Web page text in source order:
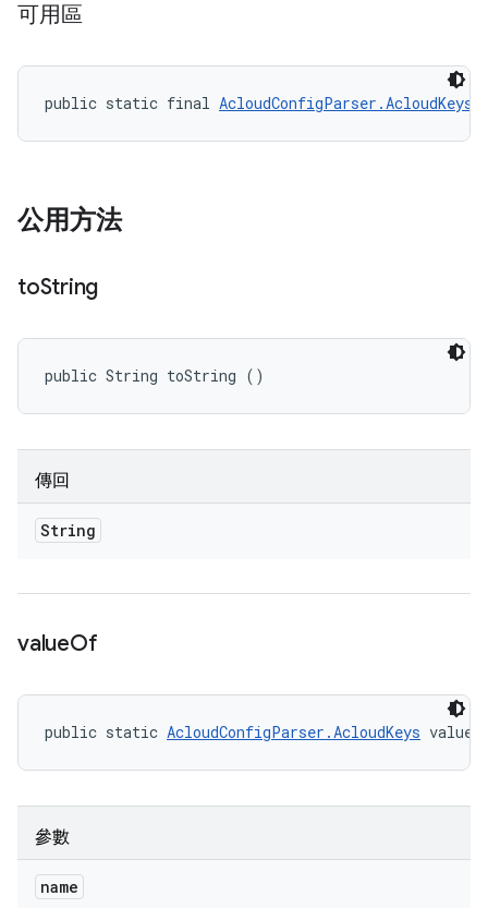
可用區
public static final AcloudConfigParser.AcloudKeys
公用方法
toString
public String toString ()
傳回
String
valueOf
public static AcloudConfigParser.AcloudKeys
參數
name